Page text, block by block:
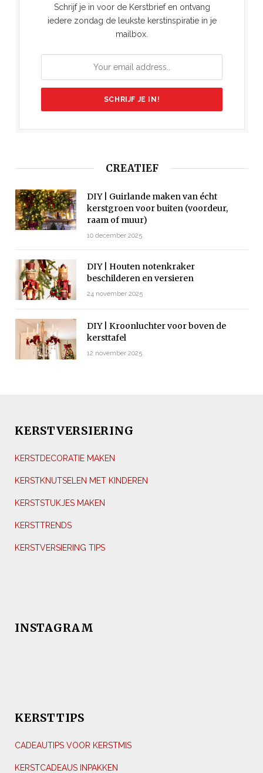
Schrijf je in voor de Kerstbrief en ontvang
iedere zondag de leukste kerstinspiratie in je
mailbox.
CREATIEF
DIY | Guirlande maken van écht
kerstgroen voor buiten (voordeur,
raam of muur)
10 december 2025
DIY | Houten notenkraker
beschilderen en versieren
24 november 2025
DIY | Kroonluchter voor boven de
kersttafel
12 november 2025
KERSTVERSIERING
KERSTDECORATIE MAKEN
KERSTKNUTSELEN MET KINDEREN
KERSTSTUKJES MAKEN
KERSTTRENDS
KERSTVERSIERING TIPS
INSTAGRAM
KERSTTIPS
CADEAUTIPS VOOR KERSTMIS
KERSTCADEAUS INPAKKEN